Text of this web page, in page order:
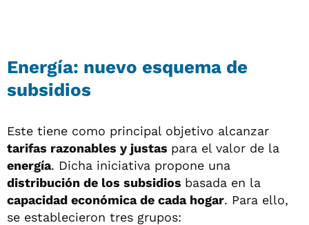
Energía: nuevo esquema de
subsidios
Este tiene como principal objetivo alcanzar
tarifas razonables y justas para el valor de la
energía. Dicha iniciativa propone una
distribución de los subsidios basada en la
capacidad económica de cada hogar. Para ello,
se establecieron tres grupos: